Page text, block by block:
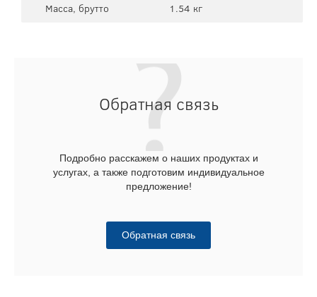
Масса, брутто
1.54 кг
Обратная связь
Подробно расскажем о наших продуктах и
услугах, а также подготовим индивидуальное
предложение!
Обратная связь